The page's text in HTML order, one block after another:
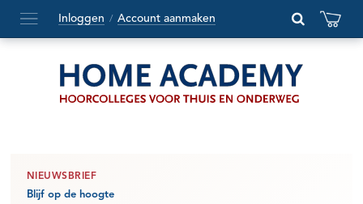
Hoofdmenu
openen
Inloggen / Account aanmaken
NIEUWSBRIEF
Blijf op de hoogte